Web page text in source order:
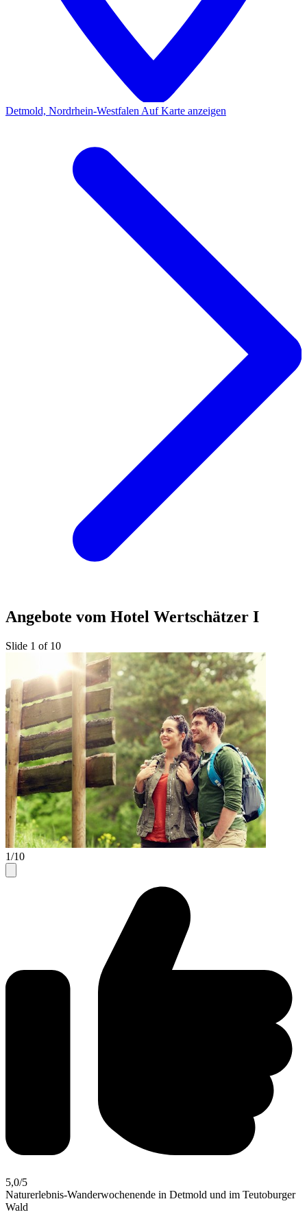
Detmold, Nordrhein-Westfalen Auf Karte anzeigen
Angebote vom Hotel Wertschätzer I
Slide 1 of 10
1/10
5,0/5
Naturerlebnis-Wanderwochenende in Detmold und im Teutoburger
Wald